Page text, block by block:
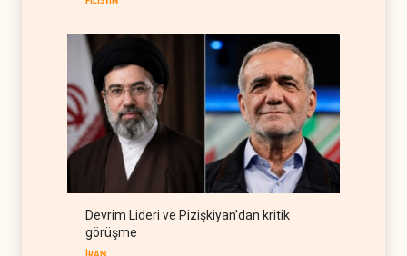
Devrim Lideri ve Pizişkiyan’dan kritik
görüşme